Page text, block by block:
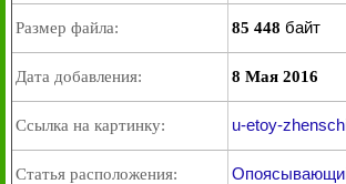
Размер файла: 85 448 байт
Дата добавления: 8 Мая 2016
Ссылка на картинку: u-etoy-
Статья расположения: